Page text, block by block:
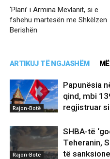
‘Plani’ i Armina Mevlanit, si e
fshehu martesën me Shkëlzen
Berishën
ARTIKUJ TË NGJASHËM
Rajon-Botë
Papunësia
qind, mbi
regjistruar
Rajon-Botë
SHBA-të
Teheranin,
të